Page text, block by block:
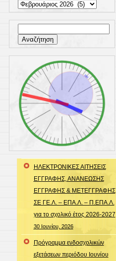
Ιστορικό
για:
ΗΛΕΚΤΡΟΝΙΚΕΣ ΑΙΤΗΣΕΙΣ
ΕΓΓΡΑΦΗΣ, ΑΝΑΝΕΩΣΗΣ
ΕΓΓΡΑΦΗΣ & ΜΕΤΕΓΓΡΑΦΗΣ
ΣΕ ΓΕ.Λ. – ΕΠΑ.Λ. – Π.ΕΠΑ.Λ.
για το σχολικό έτος 2026-2027
30 Ιουνίου, 2026
Πρόγραμμα ενδοσχολικών
εξετάσεων περιόδου Ιουνίου